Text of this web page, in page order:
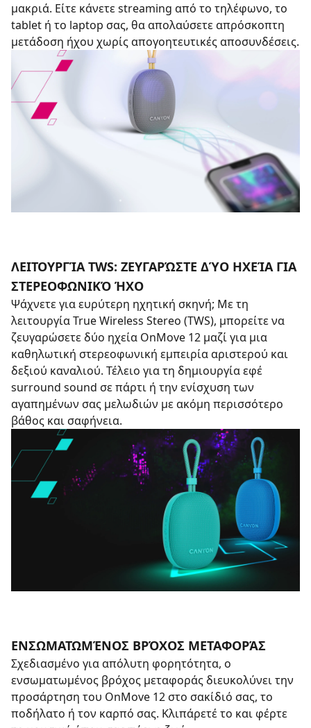
μακριά. Είτε κάνετε streaming από το τηλέφωνο, το
tablet ή το laptop σας, θα απολαύσετε απρόσκοπτη
μετάδοση ήχου χωρίς απογοητευτικές αποσυνδέσεις.
ΛΕΙΤΟΥΡΓΊΑ TWS: ΖΕΥΓΑΡΏΣΤΕ ΔΎΟ ΗΧΕΊΑ ΓΙΑ
ΣΤΕΡΕΟΦΩΝΙΚΌ ΉΧΟ
Ψάχνετε για ευρύτερη ηχητική σκηνή; Με τη
λειτουργία True Wireless Stereo (TWS), μπορείτε να
ζευγαρώσετε δύο ηχεία OnMove 12 μαζί για μια
καθηλωτική στερεοφωνική εμπειρία αριστερού και
δεξιού καναλιού. Τέλειο για τη δημιουργία εφέ
surround sound σε πάρτι ή την ενίσχυση των
αγαπημένων σας μελωδιών με ακόμη περισσότερο
βάθος και σαφήνεια.
ΕΝΣΩΜΑΤΩΜΈΝΟΣ ΒΡΌΧΟΣ ΜΕΤΑΦΟΡΆΣ
Σχεδιασμένο για απόλυτη φορητότητα, ο
ενσωματωμένος βρόχος μεταφοράς διευκολύνει την
προσάρτηση του OnMove 12 στο σακίδιό σας, το
ποδήλατο ή τον καρπό σας. Κλιπάρετέ το και φέρτε